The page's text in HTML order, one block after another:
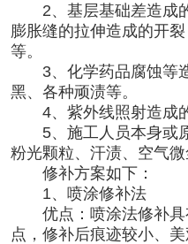
2、基层基础差造成的
膨胀缝的拉伸造成的开
等。
3、化学药品腐蚀等
黑、各种顽渍等。
4、紫外线照射造成的
5、施工人员本身或原
粉光颗粒、汗渍、空气微
修补方案如下：
1、喷涂修补法
优点：喷涂法修补具
点，修补后痕迹较小、